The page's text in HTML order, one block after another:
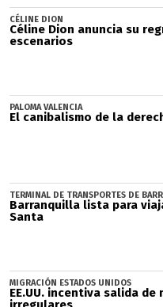
CÉLINE DION
Céline Dion anuncia su
escenarios
PALOMA VALENCIA
El canibalismo de la
TERMINAL DE TRANSPORTES DE
Barranquilla lista para
Santa
MIGRACIÓN ESTADOS UNIDOS
EE.UU. incentiva salida de